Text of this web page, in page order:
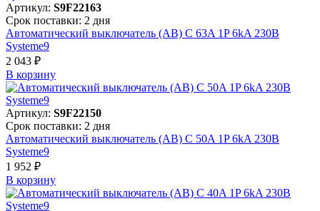
Артикул: S9F22163
Срок поставки: 2 дня
Автоматический выключатель (АВ) C 63A 1P 6kA 230В
Systeme9
2 043 ₽
В корзинy
Артикул: S9F22150
Срок поставки: 2 дня
Автоматический выключатель (АВ) C 50A 1P 6kA 230В
Systeme9
1 952 ₽
В корзинy